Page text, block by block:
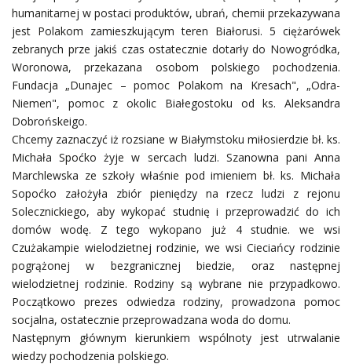
humanitarnej w postaci produktów, ubrań, chemii przekazywana
jest Polakom zamieszkującym teren Białorusi. 5 ciężarówek
zebranych prze jakiś czas ostatecznie dotarły do Nowogródka,
Woronowa, przekazana osobom polskiego pochodzenia.
Fundacja „Dunajec – pomoc Polakom na Kresach", „Odra-
Niemen", pomoc z okolic Białegostoku od ks. Aleksandra
Dobrońskeigo.
Chcemy zaznaczyć iż rozsiane w Białymstoku miłosierdzie bł. ks.
Michała Spoćko żyje w sercach ludzi. Szanowna pani Anna
Marchlewska ze szkoły właśnie pod imieniem bł. ks. Michała
Sopoćko założyła zbiór pieniędzy na rzecz ludzi z rejonu
Solecznickiego, aby wykopać studnię i przeprowadzić do ich
domów wodę. Z tego wykopano już 4 studnie. we wsi
Czużakampie wielodzietnej rodzinie, we wsi Cieciańcy rodzinie
pogrążonej w bezgranicznej biedzie, oraz następnej
wielodzietnej rodzinie. Rodziny są wybrane nie przypadkowo.
Początkowo prezes odwiedza rodziny, prowadzona pomoc
socjalna, ostatecznie przeprowadzana woda do domu.
Następnym głównym kierunkiem wspólnoty jest utrwalanie
wiedzy pochodzenia polskiego.